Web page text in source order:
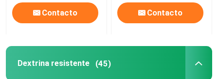
Contacto Contacto
Dextrina resistente (45)